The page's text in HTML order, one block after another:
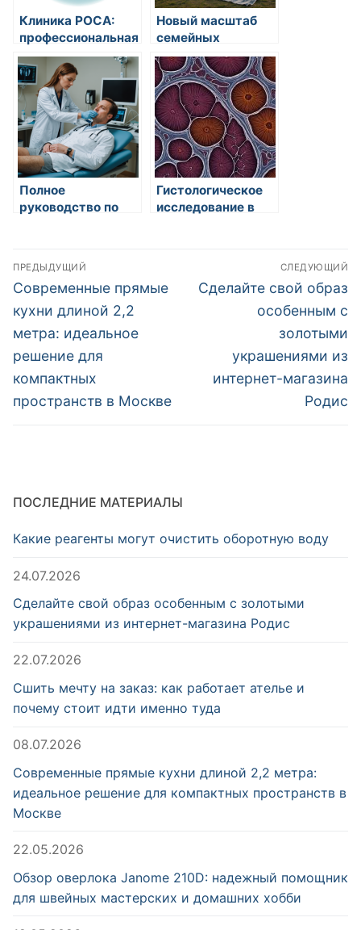
Клиника РОСА:
профессиональная
помощь в
психиатрии,
наркологии и
неврологии
Новый масштаб
семейных
путешествий:
Большой разбор
SWM G05 Pro
Полное
руководство по
железы в Санкт-
Петербурге:
преимущества
клиники МИК
Гистологическое
исследование в
Навигация
по
записям
ПРЕДЫДУЩИЙ
Предыдущая
запись:
Современные прямые
кухни длиной 2,2
метра: идеальное
решение для
компактных
пространств в Москве
СЛЕДУЮЩИЙ
Следующая
Сделайте свой образ
особенным с
золотыми
украшениями из
интернет-магазина
Родис
ПОСЛЕДНИЕ МАТЕРИАЛЫ
Какие реагенты могут очистить оборотную воду
24.07.2026
Сделайте свой образ особенным с золотыми
украшениями из интернет-магазина Родис
22.07.2026
Сшить мечту на заказ: как работает ателье и
почему стоит идти именно туда
08.07.2026
Современные прямые кухни длиной 2,2 метра:
идеальное решение для компактных пространств в
Москве
22.05.2026
Обзор оверлока Janome 210D: надежный помощник
для швейных мастерских и домашних хобби